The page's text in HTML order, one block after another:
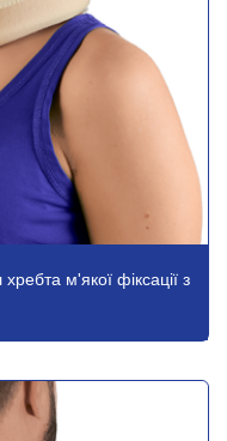
м'якої фіксації з